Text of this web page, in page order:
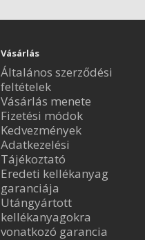
Vásárlás
Általános szerződési
feltételek
Vásárlás menete
Fizetési módok
Kedvezmények
Adatkezelési
Tájékoztató
Eredeti kellékanyag
garanciája
Utángyártott
kellékanyagokra
vonatkozó garancia